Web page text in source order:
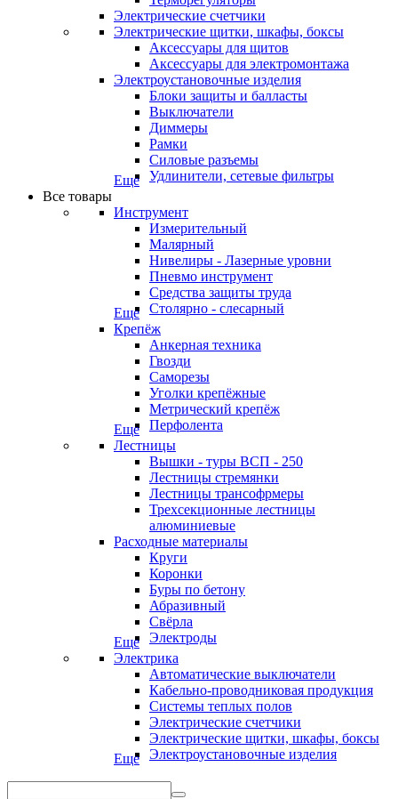
Электрические счетчики
Электрические щитки, шкафы, боксы
Аксессуары для щитов
Аксессуары для электромонтажа
Электроустановочные изделия
Блоки защиты и балласты
Выключатели
Диммеры
Рамки
Силовые разъемы
Удлинители, сетевые фильтры
Еще
Все товары
Инструмент
Измерительный
Малярный
Нивелиры - Лазерные уровни
Пневмо инструмент
Средства защиты труда
Столярно - слесарный
Еще
Крепёж
Анкерная техника
Гвозди
Саморезы
Уголки крепёжные
Метрический крепёж
Перфолента
Еще
Лестницы
Вышки - туры ВСП - 250
Лестницы стремянки
Лестницы трансофрмеры
Трехсекционные лестницы
алюминиевые
Расходные материалы
Круги
Коронки
Буры по бетону
Абразивный
Свёрла
Электроды
Еще
Электрика
Автоматические выключатели
Кабельно-проводниковая продукция
Системы теплых полов
Электрические счетчики
Электрические щитки, шкафы, боксы
Электроустановочные изделия
Еще